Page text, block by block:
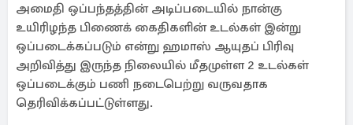
அமைதி ஒப்பந்தத்தின் அடிப்படையில் நான்கு
உயிரிழந்த பிணைக் கைதிகளின் உடல்கள் இன்று
ஒப்படைக்கப்படும் என்று ஹமாஸ் ஆயுதப் பிரிவு
அறிவித்து இருந்த நிலையில் மீதமுள்ள 2 உடல்கள்
ஒப்படைக்கும் பணி நடைபெற்று வருவதாக
தெரிவிக்கப்பட்டுள்ளது.